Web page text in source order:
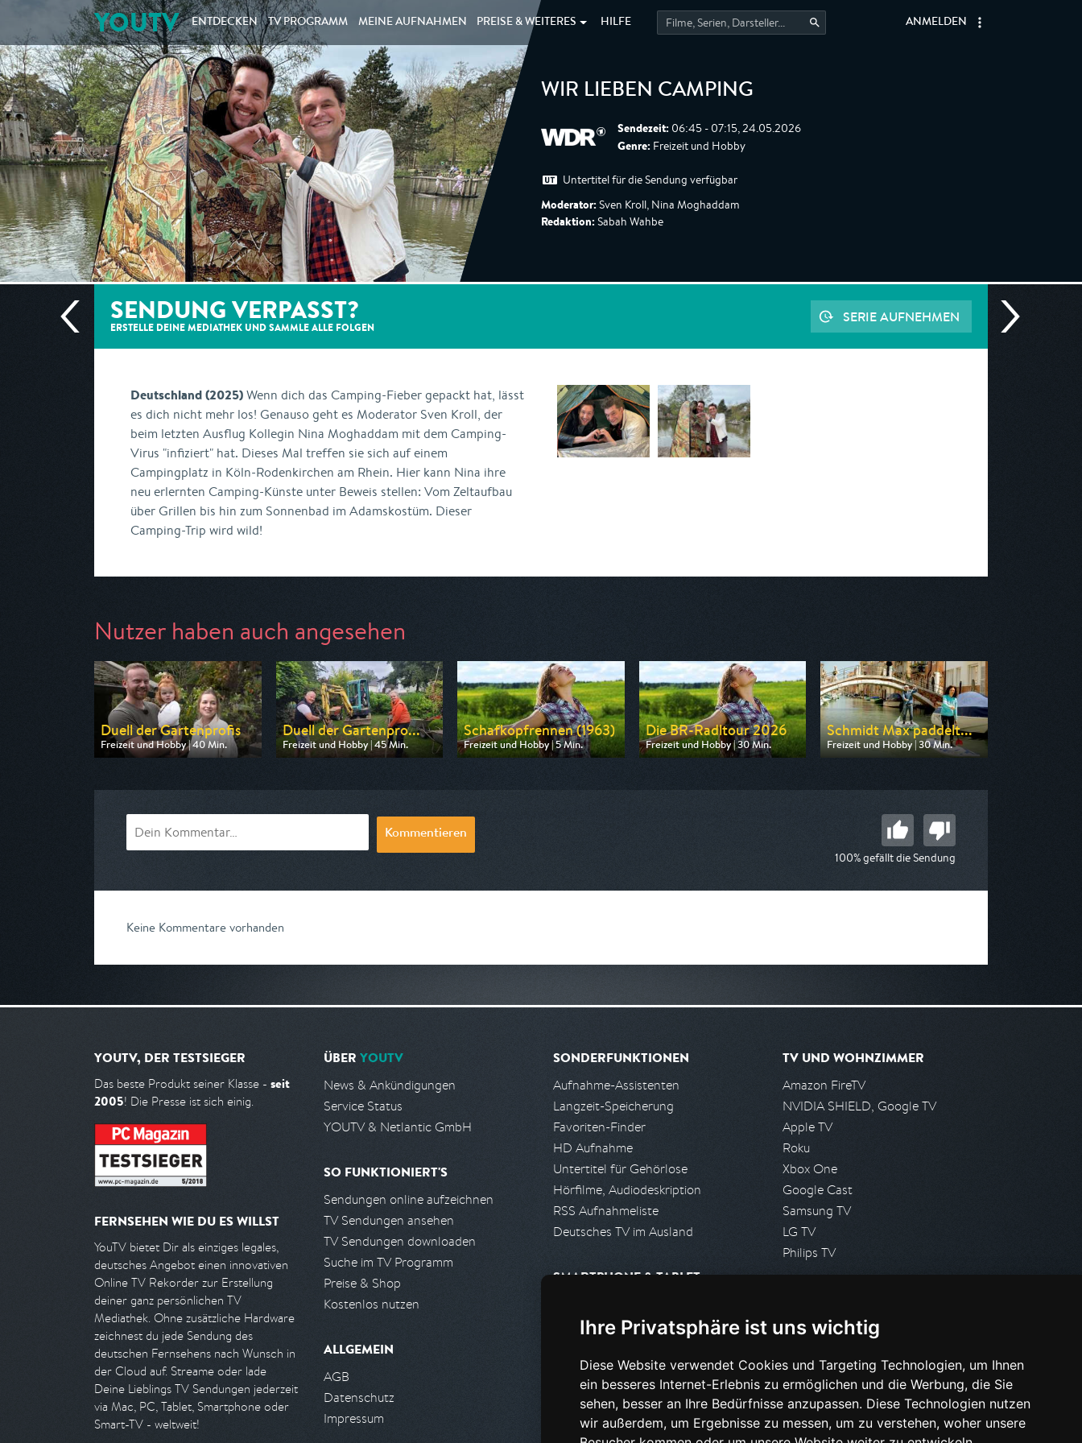
Ihre Privatsphäre ist uns wichtig
Diese Website verwendet Cookies und Targeting Technologien, um Ihnen
ein besseres Internet-Erlebnis zu ermöglichen und die Werbung, die Sie
sehen, besser an Ihre Bedürfnisse anzupassen. Diese Technologien nutzen
wir außerdem, um Ergebnisse zu messen, um zu verstehen, woher unsere
YOUTV ENTDECKEN TV PROGRAMM MEINE AUFNAHMEN PREISE & WEITERES HILFE ANMELDEN
WIR LIEBEN CAMPING
Sendezeit: 06:45 - 07:15, 24.05.2026
Genre: Freizeit und Hobby
Untertitel für die Sendung verfügbar
Moderator: Sven Kroll, Nina Moghaddam
Redaktion: Sabah Wahbe
SENDUNG VERPASST?
ERSTELLE DEINE MEDIATHEK UND SAMMLE ALLE FOLGEN
SERIE AUFNEHMEN
Deutschland (2025)Wenn dich das Camping-Fieber gepackt hat, lässt
es dich nicht mehr los! Genauso geht es Moderator Sven Kroll, der
beim letzten Ausflug Kollegin Nina Moghaddam mit dem Camping-
Virus "infiziert" hat. Dieses Mal treffen sie sich auf einem
Campingplatz in Köln-Rodenkirchen am Rhein. Hier kann Nina ihre
neu erlernten Camping-Künste unter Beweis stellen: Vom Zeltaufbau
über Grillen bis hin zum Sonnenbad im Adamskostüm. Dieser
Camping-Trip wird wild!
Nutzer haben auch angesehen
Duell der Gartenprofis
Freizeit und Hobby | 40 Min.
Ausgestrahlt von ZDF
Duell der Gartenpro...
Freizeit und Hobby | 45 Min.
Ausgestrahlt von ZDF neo
Schafkopfrennen (1963)
Freizeit und Hobby | 5 Min.
Ausgestrahlt von ARD alpha
Die BR-Radltour 2026
Freizeit und Hobby | 30 Min.
Ausgestrahlt von BR
Schmidt Max paddelt...
Freizeit und Hobby | 30 Min.
Ausgestrahlt von BR
Kommentieren
100% gefällt die Sendung
Keine Kommentare vorhanden
YOUTV, DER TESTSIEGER
Das beste Produkt seiner Klasse - seit
2005! Die Presse ist sich einig.
FERNSEHEN WIE DU ES WILLST
YouTV bietet Dir als einziges legales,
deutsches Angebot einen innovativen
Online TV Rekorder zur Erstellung
deiner ganz persönlichen TV
Mediathek. Ohne zusätzliche Hardware
zeichnest du jede Sendung des
deutschen Fernsehens nach Wunsch in
der Cloud auf. Streame oder lade
Deine Lieblings TV Sendungen jederzeit
via Mac, PC, Tablet, Smartphone oder
Smart-TV - weltweit!
ÜBER YOUTV
News & Ankündigungen
Service Status
YOUTV & Netlantic GmbH
SO FUNKTIONIERT'S
Sendungen online aufzeichnen
TV Sendungen ansehen
TV Sendungen downloaden
Suche im TV Programm
Preise & Shop
Kostenlos nutzen
ALLGEMEIN
AGB
Datenschutz
Impressum
SONDERFUNKTIONEN
Aufnahme-Assistenten
Langzeit-Speicherung
Favoriten-Finder
HD Aufnahme
Untertitel für Gehörlose
Hörfilme, Audiodeskription
RSS Aufnahmeliste
Deutsches TV im Ausland
SMARTPHONE & TABLET
Android App
PARTNER
Partnerliste
Partner werden
TV UND WOHNZIMMER
Amazon FireTV
NVIDIA SHIELD, Google TV
Apple TV
Roku
Xbox One
Google Cast
Samsung TV
LG TV
Philips TV
Presseanfrage stellen
HILFE & SUPPORT
Häufig gestellte Fragen
Anfrage stellen